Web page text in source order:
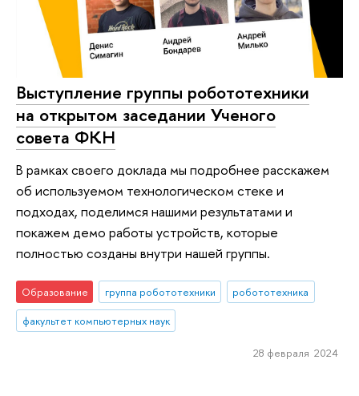
Выступление группы робототехники
на открытом заседании Ученого
совета ФКН
В рамках своего доклада мы подробнее расскажем
об используемом технологическом стеке и
подходах, поделимся нашими результатами и
покажем демо работы устройств, которые
полностью созданы внутри нашей группы.
Образование группа робототехники
робототехника
факультет компьютерных наук
28 февраля 2024